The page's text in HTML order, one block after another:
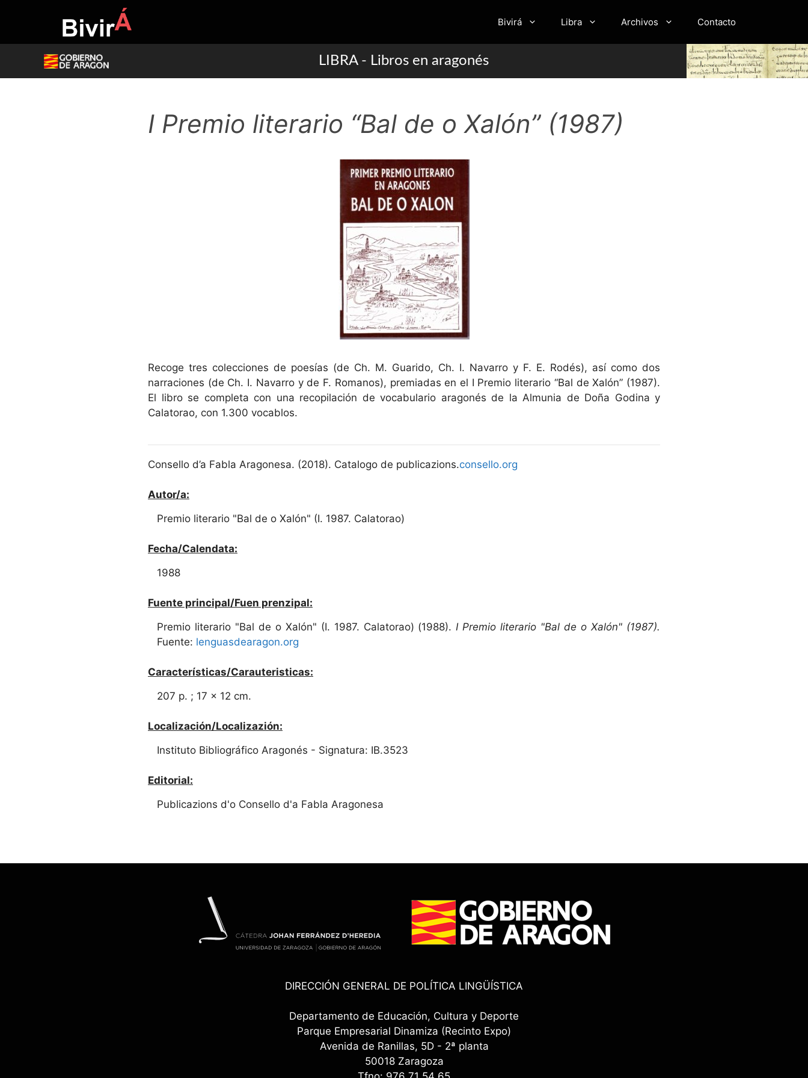
Bivirá Libra Archivos Contacto
LIBRA - Libros en aragonés
I Premio literario “Bal de o Xalón” (1987)
Recoge tres colecciones de poesías (de Ch. M. Guarido, Ch. I. Navarro y F. E. Rodés), así como dos
narraciones (de Ch. I. Navarro y de F. Romanos), premiadas en el I Premio literario “Bal de Xalón” (1987).
El libro se completa con una recopilación de vocabulario aragonés de la Almunia de Doña Godina y
Calatorao, con 1.300 vocablos.
Consello d’a Fabla Aragonesa. (2018). Catalogo de publicazions.consello.org
Autor/a:
Premio literario "Bal de o Xalón" (I. 1987. Calatorao)
Fecha/Calendata:
1988
Fuente principal/Fuen prenzipal:
Premio literario "Bal de o Xalón" (I. 1987. Calatorao) (1988). I Premio literario "Bal de o Xalón" (1987).
Fuente: lenguasdearagon.org
Características/Carauteristicas:
207 p. ; 17 x 12 cm.
Localización/Localizazión:
Instituto Bibliográfico Aragonés - Signatura: IB.3523
Editorial:
Publicazions d'o Consello d'a Fabla Aragonesa
DIRECCIÓN GENERAL DE POLÍTICA LINGÜÍSTICA
Departamento de Educación, Cultura y Deporte
Parque Empresarial Dinamiza (Recinto Expo)
Avenida de Ranillas, 5D - 2ª planta
50018 Zaragoza